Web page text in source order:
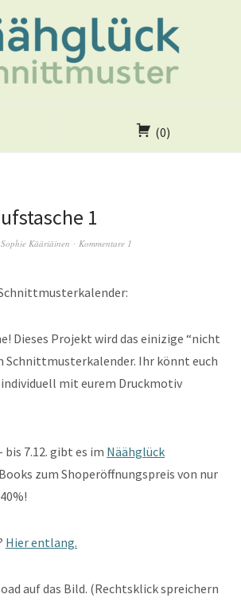
(0)
1
Sophie Kääriäinen Kommentare 1
Dieses Projekt wird das einizige “nicht
Schnittmusterkalender. Ihr könnt euch
individuell mit eurem Druckmotiv
bis 7.12. gibt es im Näähglück
zum Shoperöffnungspreis von nur
Hier entlang.
auf das Bild. (Rechtsklick spreichern